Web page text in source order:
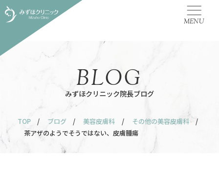
MENU
みずほクリニック院長ブログ
BLOG
TOP / ブログ / 美容皮膚科 / その他の美容皮膚科
/
茶アザのようでそうではない、皮膚腫瘍